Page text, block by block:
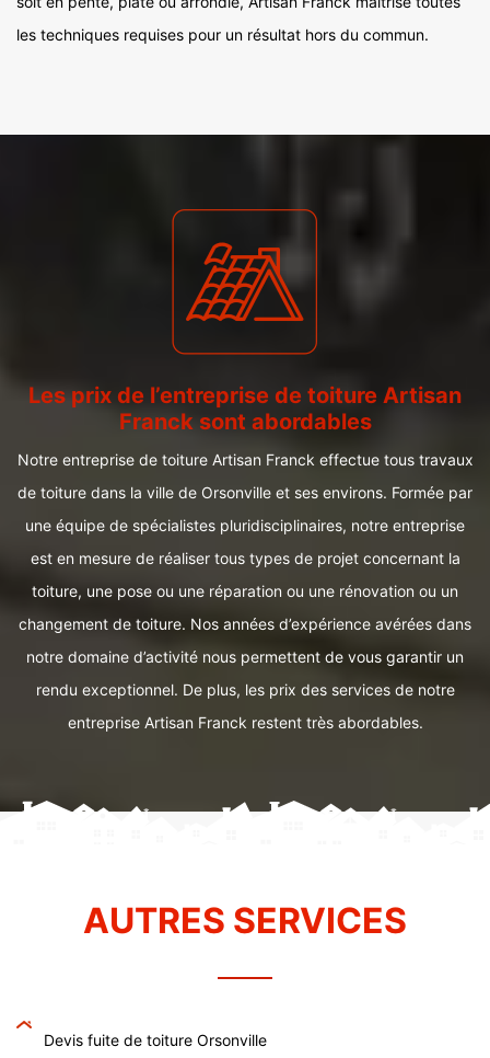
les techniques requises pour un résultat hors du commun.
Les prix de l’entreprise de toiture Artisan
Franck sont abordables
Notre entreprise de toiture Artisan Franck effectue tous travaux
de toiture dans la ville de Orsonville et ses environs. Formée par
une équipe de spécialistes pluridisciplinaires, notre entreprise
est en mesure de réaliser tous types de projet concernant la
toiture, une pose ou une réparation ou une rénovation ou un
changement de toiture. Nos années d’expérience avérées dans
notre domaine d’activité nous permettent de vous garantir un
rendu exceptionnel. De plus, les prix des services de notre
entreprise Artisan Franck restent très abordables.
AUTRES SERVICES
Devis fuite de toiture Orsonville